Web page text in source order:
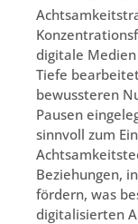
digitale
Tiefe
bewussteren
Pausen
sinnvoll zum
Beziehungen,
fördern, was
digitalisierten